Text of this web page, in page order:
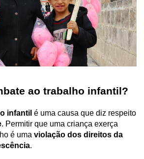
ao trabalho infantil?
infantil é uma causa que diz respeito
. Permitir que uma criança exerça
é uma violação dos direitos da
.